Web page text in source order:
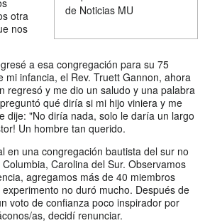
de Noticias MU
otra
nos
a esa congregación para su 75
mi infancia, el Rev. Truett Gannon, ahora
regresó y me dio un saludo y una palabra
qué diría si mi hijo viniera y me
dije: "No diría nada, solo le daría un largo
Un hombre tan querido.
en una congregación bautista del sur no
Carolina del Sur. Observamos
agregamos más de 40 miembros
no duró mucho. Después de
voto de confianza poco inspirador por
as, decidí renunciar.